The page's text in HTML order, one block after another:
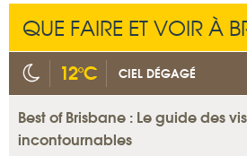
QUE FAIRE ET VOIR À
12°C CIEL DÉGAGÉ
Best of Brisbane : Le guide des
incontournables